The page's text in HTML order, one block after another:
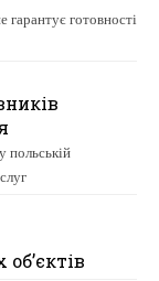
гарантує готовності
польській